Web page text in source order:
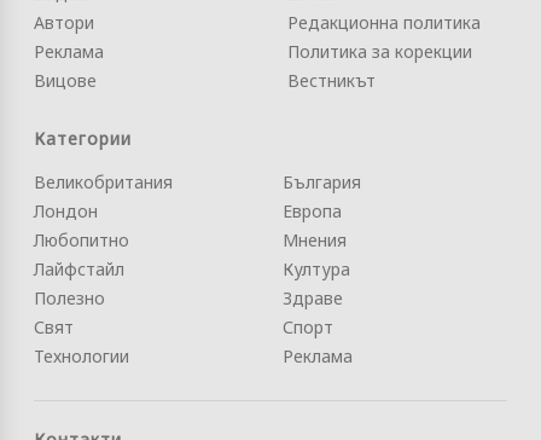
Автори
Реклама
Вицове
Редакционна политика
Политика за корекции
Вестникът
Категории
Великобритания
Лондон
Любопитно
Лайфстайл
Полезно
Свят
Технологии
България
Европа
Мнения
Култура
Здраве
Спорт
Реклама